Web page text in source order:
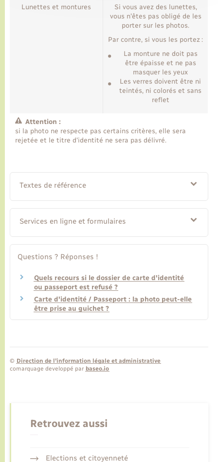
Lunettes et montures
Si vous avez des lunettes,
vous n'êtes pas obligé de les
porter sur les photos.
Par contre, si vous les portez :
La monture ne doit pas
être épaisse et ne pas
masquer les yeux
Les verres doivent être ni
teintés, ni colorés et sans
reflet
Attention :
si la photo ne respecte pas certains critères, elle sera
rejetée et le titre d'identité ne sera pas délivré.
Textes de référence
Services en ligne et formulaires
Questions ? Réponses !
Quels recours si le dossier de carte d'identité
ou passeport est refusé ?
Carte d'identité / Passeport : la photo peut-elle
être prise au guichet ?
© Direction de l’information légale et administrative
comarquage developpé par baseo.io
Retrouvez aussi
Elections et citoyenneté